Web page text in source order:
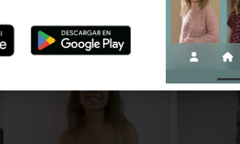
INTERESAR...